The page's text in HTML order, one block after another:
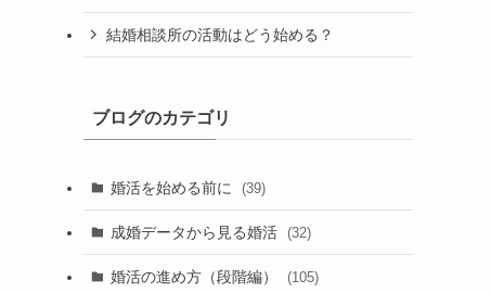
結婚相談所の活動はどう始める？
ブログのカテゴリ
婚活を始める前に (39)
成婚データから見る婚活 (32)
婚活の進め方（段階編） (105)